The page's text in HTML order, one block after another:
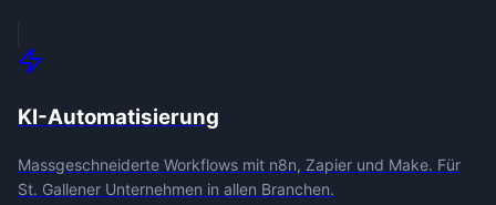
KI-Automatisierung
Massgeschneiderte Workflows mit n8n, Zapier und Make. Für
St. Gallener Unternehmen in allen Branchen.